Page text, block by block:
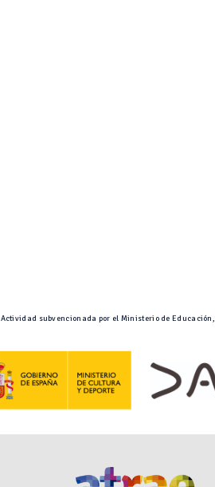
Actividad subvencionada por el Ministerio de